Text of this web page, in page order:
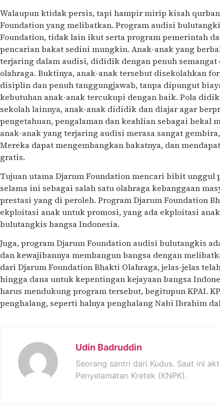
Walaupun ktidak persis, tapi hampir mirip kisah
Foundation yang melibatkan. Program audisi
Foundation, tidak lain ikut serta program pemerintah
pencarian bakat sedini mungkin. Anak-anak yang
terjaring dalam audisi, dididik dengan penuh semangat
olahraga. Buktinya, anak-anak tersebut disekolahkan
disiplin dan penuh tanggungjawab, tanpa dipungut
kebutuhan anak-anak tercukupi dengan baik. Pola
sekolah lainnya, anak-anak dididik dan diajar agar
pengetahuan, pengalaman dan keahlian sebagai bekal
anak-anak yang terjaring audisi merasa sangat
Mereka dapat mengembangkan bakatnya, dan
gratis.
Tujuan utama Djarum Foundation mencari bibit unggul
selama ini sebagai salah satu olahraga kebanggaan
prestasi yang di peroleh. Program Djarum Foundation
ekploitasi anak untuk promosi, yang ada ekploitasi
bulutangkis bangsa Indonesia.
Juga, program Djarum Foundation audisi bulutangkis
dan kewajibannya membangun bangsa dengan
dari Djarum Foundation Bhakti Olahraga, jelas-jelas
hingga dana untuk kepentingan kejayaan bangsa
harus mendukung program tersebut, begitupun KPAI.
penghalang, seperti halnya penghalang Nabi Ibrahim
Udin Badruddin
Seorang santri dari Kudus. Saat ini
Penyelamatan Kretek (KNPK).